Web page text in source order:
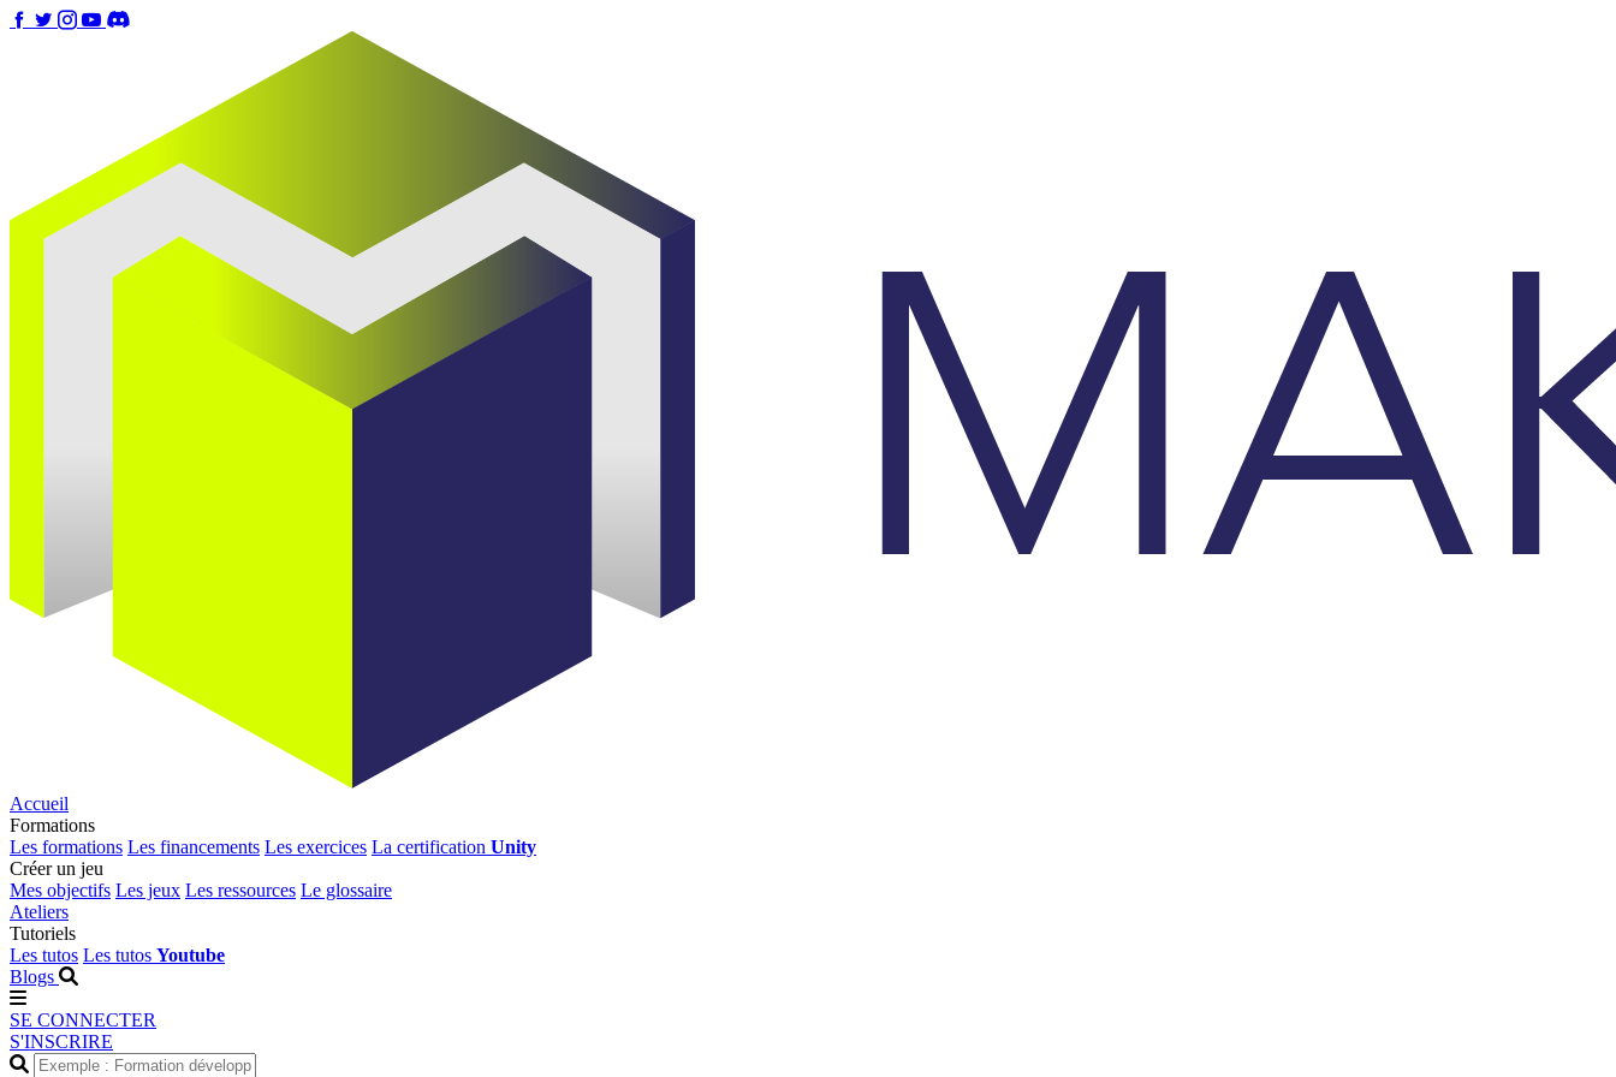
Accueil
Formations
Les formations Les financements Les exercices La certification Unity
Créer un jeu
Mes objectifs Les jeux Les ressources Le glossaire
Ateliers
Tutoriels
Les tutos Les tutos Youtube
Blogs
SE CONNECTER
S'INSCRIRE